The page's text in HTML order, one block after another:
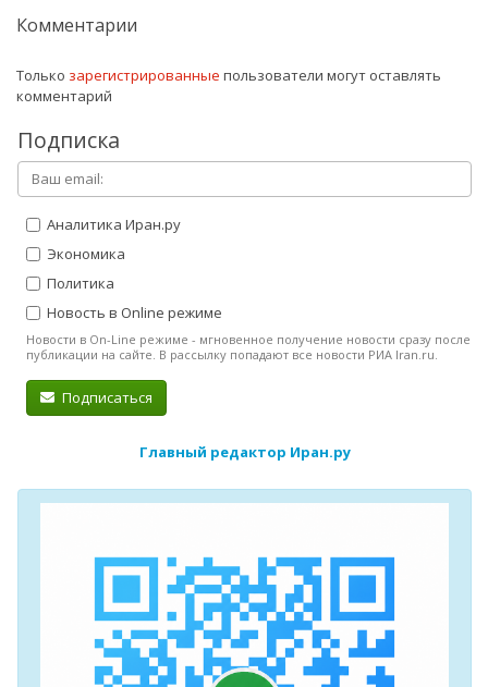
Комментарии
Только зарегистрированные пользователи могут оставлять
комментарий
Подписка
Аналитика Иран.ру
Экономика
Политика
Новость в Online режиме
Новости в On-Line режиме - мгновенное получение новости сразу после
публикации на сайте. В рассылку попадают все новости РИА Iran.ru.
Подписаться
Главный редактор Иран.ру